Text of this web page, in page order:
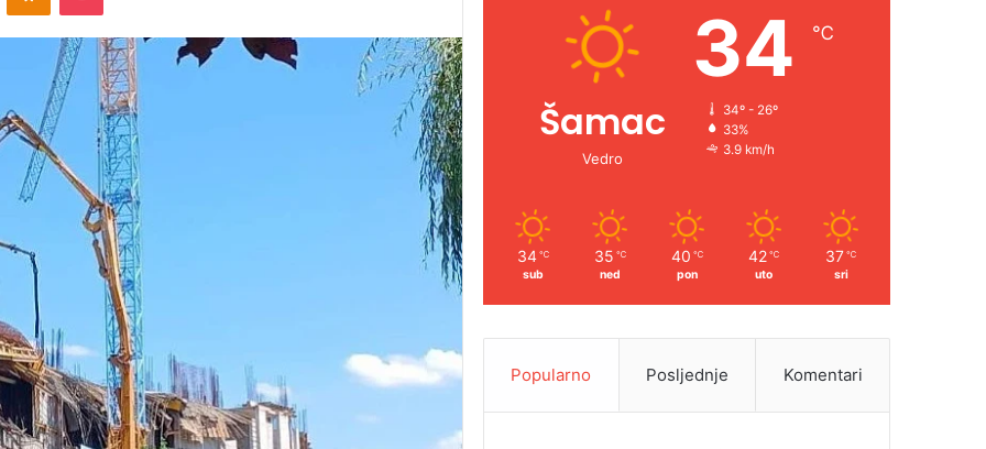
Šamac
Vedro
34 ℃
34º - 26º
33%
3.9 km/h
34 ℃
sub
35 ℃
ned
40 ℃
pon
42 ℃
uto
37 ℃
sri
Popularno Posljednje Komentari